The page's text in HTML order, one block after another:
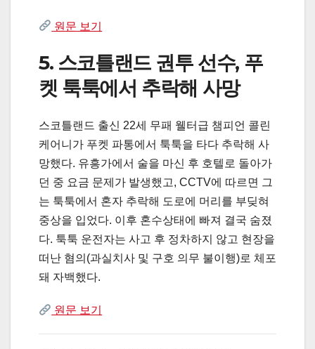
원문 보기
5. 스코틀랜드 권투 선수, 푸
켓 툭툭에서 추락해 사망
스코틀랜드 출신 22세 무패 웰터급 챔피언 콜린
케어니가 푸켓 파통에서 툭툭을 타다 추락해 사
망했다. 유흥가에서 술을 마신 후 호텔로 돌아가
던 중 요금 문제가 발생했고, CCTV에 따르면 그
는 툭툭에서 혼자 추락해 도로에 머리를 부딪혀
중상을 입었다. 이후 혼수상태에 빠져 결국 숨졌
다. 툭툭 운전자는 사고 후 정차하지 않고 현장을
떠난 혐의(과실치사 및 구호 의무 불이행)로 체포
돼 자백했다.
원문 보기